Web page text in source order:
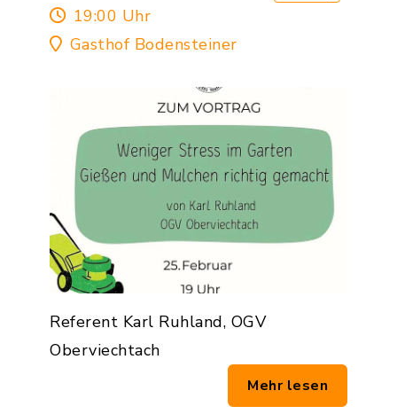
19:00 Uhr
Gasthof Bodensteiner
Referent Karl Ruhland, OGV
Oberviechtach
Mehr lesen